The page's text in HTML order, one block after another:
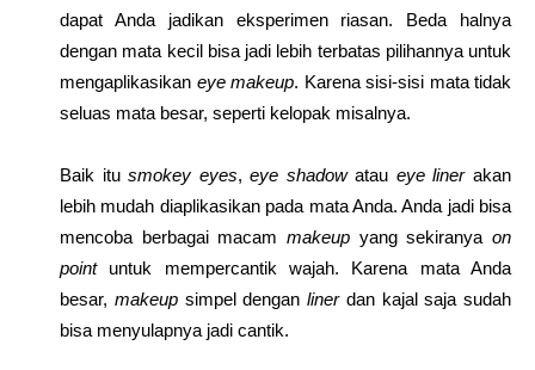
dapat Anda jadikan eksperimen riasan. Beda halnya
dengan mata kecil bisa jadi lebih terbatas pilihannya untuk
mengaplikasikan eye makeup. Karena sisi-sisi mata tidak
seluas mata besar, seperti kelopak misalnya.
Baik itusmokey eyes,eye shadowatau eye linerakan
lebih mudah diaplikasikan pada mata Anda. Anda jadi bisa
mencoba berbagai macam makeup yang sekiranyaon
point untuk mempercantik wajah. Karena mata Anda
besar, makeup simpel dengan liner dan kajal saja sudah
bisa menyulapnya jadi cantik.